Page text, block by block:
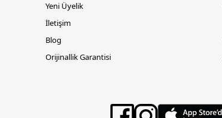
Yeni Üyelik
İletişim
Blog
Orijinallik Garantisi